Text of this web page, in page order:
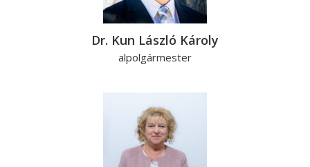
Dr. Kun László Károly
alpolgármester